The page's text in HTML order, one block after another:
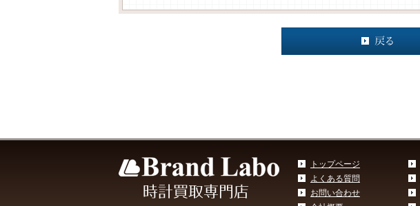
トップページ
よくある質問
お問い合わせ